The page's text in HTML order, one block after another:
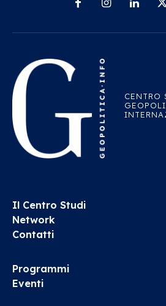
CENTRO
Il Centro Studi
Network
Contatti
Programmi
Eventi